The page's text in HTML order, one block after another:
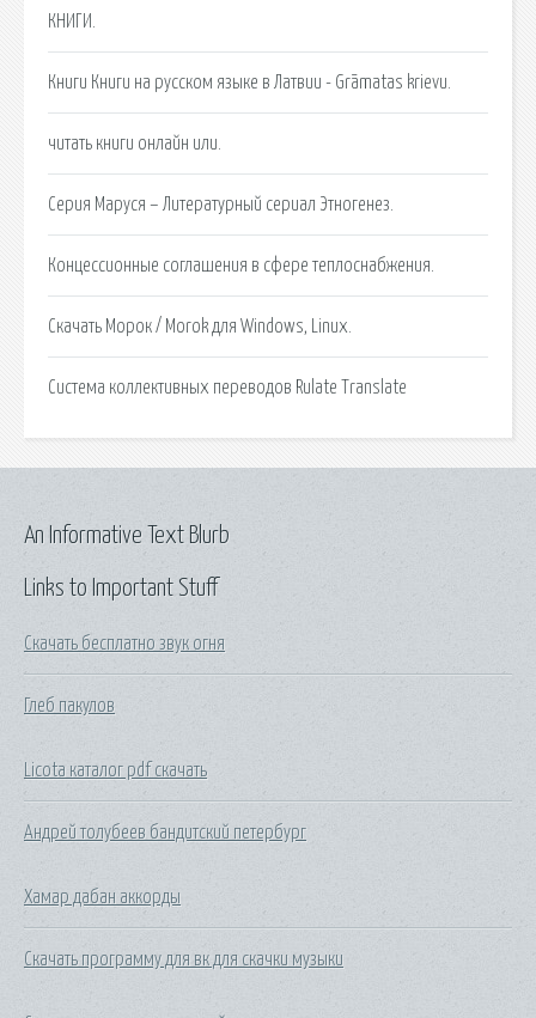
КНИГИ.
Книги Книги на русском языке в Латвии - Grāmatas krievu.
читать книги онлайн или.
Серия Маруся – Литературный сериал Этногенез.
Концессионные соглашения в сфере теплоснабжения.
Скачать Морок / Morok для Windows, Linux.
Система коллективных переводов Rulate Translate
Links to Important Stuff
Скачать бесплатно звук огня
Глеб пакулов
Licota каталог pdf скачать
Андрей толубеев бандитский петербург
Хамар дабан аккорды
Скачать программу для вк для скачки музыки
An Informative Text Blurb